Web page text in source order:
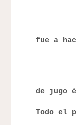
fue a
de jugo
Todo el